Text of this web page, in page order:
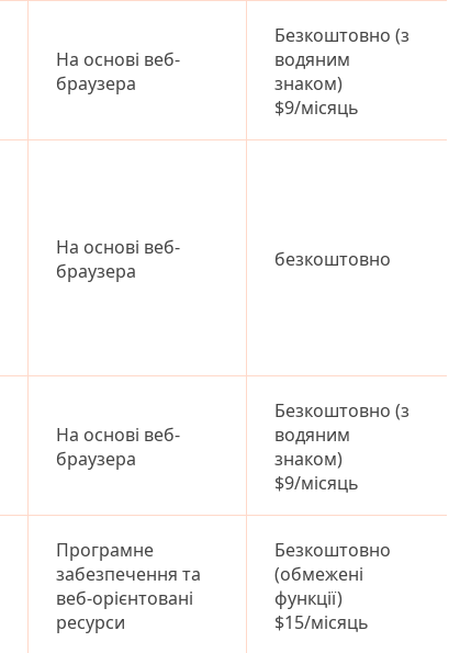
На основі веб-
браузера
Безкоштовно (з
водяним
знаком)
$9/місяць
На основі веб-
браузера
безкоштовно
На основі веб-
браузера
Безкоштовно (з
водяним
знаком)
$9/місяць
Програмне
забезпечення та
веб-орієнтовані
ресурси
Безкоштовно
(обмежені
функції)
$15/місяць